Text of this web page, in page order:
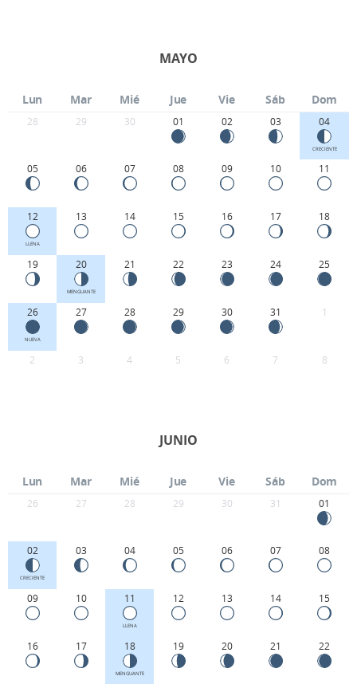
MAYO
Lun Mar Mié Jue Vie Sáb Dom
28 29 30 01 02 03 04
CRECIENTE
05 06 07 08 09 10 11
12
LLENA
13 14 15 16 17 18
19 20
MENGUANTE
21 22 23 24 25
26
NUEVA
27 28 29 30 31 1
2 3 4 5 6 7 8
JUNIO
Lun Mar Mié Jue Vie Sáb Dom
26 27 28 29 30 31 01
02
CRECIENTE
03 04 05 06 07 08
09 10 11
LLENA
12 13 14 15
16 17 18
MENGUANTE
19 20 21 22